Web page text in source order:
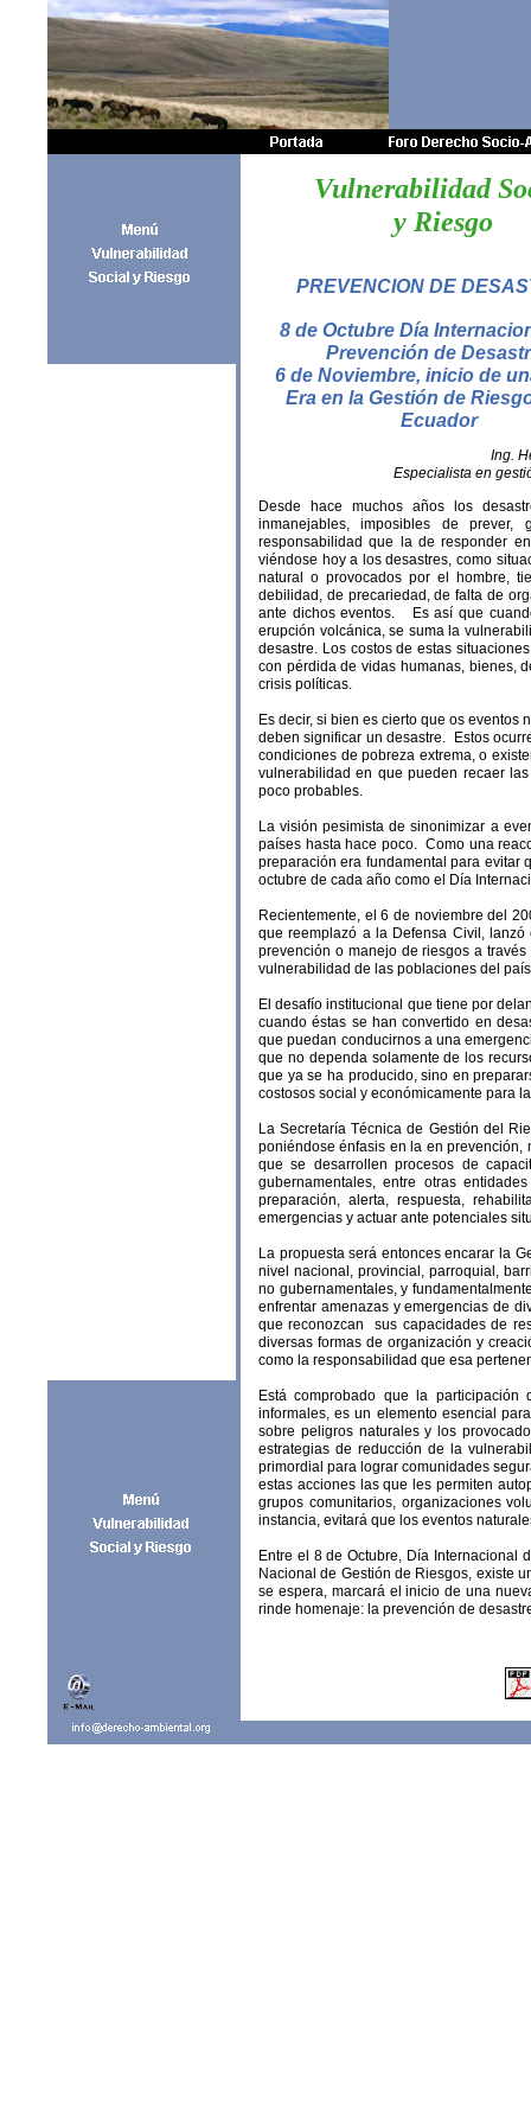
Desde hace muchos años los
inmanejables, imposibles de
responsabilidad que la de responder
viéndose hoy a los desastres, como
natural o provocados por el hombre,
debilidad, de precariedad, de falta de
ante dichos eventos. Es así que
erupción volcánica, se suma la
desastre. Los costos de estas
con pérdida de vidas humanas, bienes,
crisis políticas.
Es decir, si bien es cierto que os
deben significar un desastre. Estos
condiciones de pobreza extrema, o
vulnerabilidad en que pueden recaer
poco probables.
La visión pesimista de sinonimizar a
países hasta hace poco. Como una
preparación era fundamental para evitar
octubre de cada año como el Día
Recientemente, el 6 de noviembre del
que reemplazó a la Defensa Civil,
prevención o manejo de riesgos a
vulnerabilidad de las poblaciones del
El desafío institucional que tiene por
cuando éstas se han convertido en
que puedan conducirnos a una
que no dependa solamente de los
que ya se ha producido, sino en
costosos social y económicamente para
La Secretaría Técnica de Gestión del
poniéndose énfasis en la en
que se desarrollen procesos de
gubernamentales, entre otras
preparación, alerta, respuesta,
emergencias y actuar ante potenciales
La propuesta será entonces encarar la
nivel nacional, provincial, parroquial,
no gubernamentales, y
enfrentar amenazas y emergencias de
que reconozcan sus capacidades de
diversas formas de organización y
como la responsabilidad que esa
Está comprobado que la
informales, es un elemento esencial
sobre peligros naturales y los
estrategias de reducción de la
primordial para lograr comunidades
estas acciones las que les permiten
grupos comunitarios, organizaciones
instancia, evitará que los eventos
Entre el 8 de Octubre, Día
Nacional de Gestión de Riesgos, existe
se espera, marcará el inicio de una
rinde homenaje: la prevención de
PREVENCION DE
8 de Octubre Día
Prevención de
6 de Noviembre, inicio de
Era en la Gestión de
Ecuador
Ing.
Especialista en
Vulnerabilidad
y Riesgo